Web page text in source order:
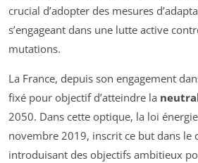
crucial d’adopter des mesures
s’engageant dans une lutte active
mutations.
La France, depuis son engagement
fixé pour objectif d’atteindre la
2050. Dans cette optique, la loi
novembre 2019, inscrit ce but dans le
introduisant des objectifs ambitieux